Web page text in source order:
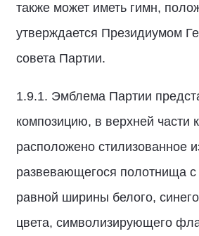
также может иметь гимн,
утверждается Президиумом
совета Партии.
1.9.1. Эмблема Партии
композицию, в верхней части
расположено стилизованное
развевающегося полотнища
равной ширины белого,
цвета, символизирующего